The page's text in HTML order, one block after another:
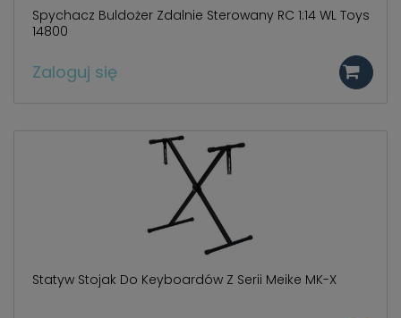
Spychacz Buldożer Zdalnie Sterowany RC 1:14 WL Toys
14800
Zaloguj się
Statyw Stojak Do Keyboardów Z Serii Meike MK-X